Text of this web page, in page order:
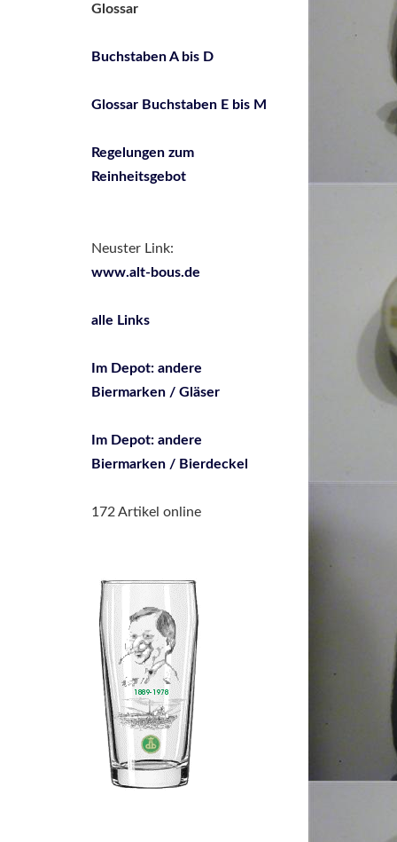
Glossar
Buchstaben A bis D
Glossar Buchstaben E bis M
Regelungen zum
Reinheitsgebot
Neuster Link:
www.alt-bous.de
alle Links
Im Depot: andere
Biermarken / Gläser
Im Depot: andere
Biermarken / Bierdeckel
172 Artikel online